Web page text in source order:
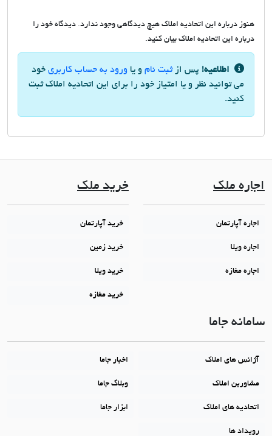
هنوز درباره این اتحادیه املاک هیچ دیدگاهی وجود ندارد. دیدگاه خود را
درباره این اتحادیه املاک بیان کنید.
اطلاعیه! پس ازثبت نام و یا ورود به حساب کاربری خود
می توانید نظر و یا امتیاز خود را برای این اتحادیه املاک ثبت
کنید.
اجاره ملک
اجاره آپارتمان
اجاره ویلا
اجاره مغازه
خرید ملک
خرید آپارتمان
خرید زمین
خرید ویلا
خرید مغازه
سامانه جاما
آژانس های املاک اخبار جاما
مشاورین املاک وبلاگ جاما
اتحادیه های املاک ابزار جاما
رویداد ها